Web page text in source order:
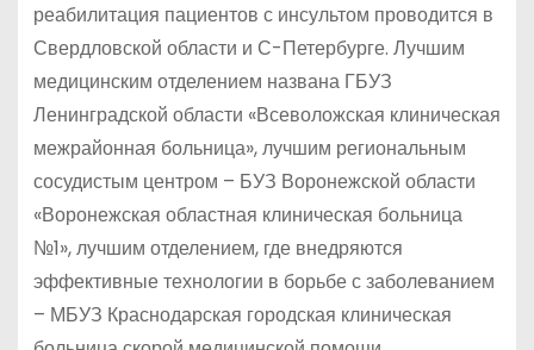
реабилитация пациентов с инсультом проводится в
Свердловской области и С-Петербурге. Лучшим
медицинским отделением названа ГБУЗ
Ленинградской области «Всеволожская клиническая
межрайонная больница», лучшим региональным
сосудистым центром – БУЗ Воронежской области
«Воронежская областная клиническая больница
№1», лучшим отделением, где внедряются
эффективные технологии в борьбе с заболеванием
– МБУЗ Краснодарская городская клиническая